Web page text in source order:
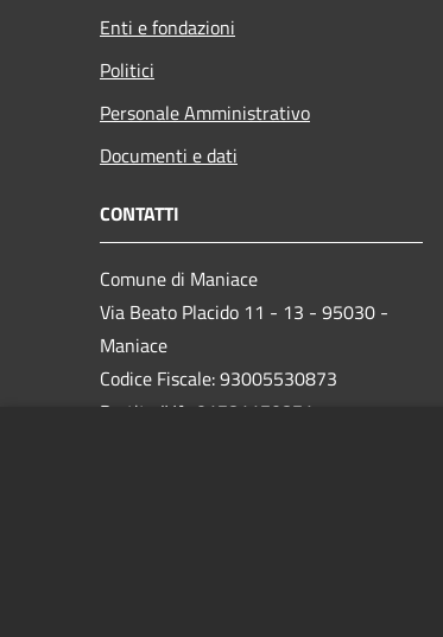
Enti e fondazioni
Politici
Personale Amministrativo
Documenti e dati
CONTATTI
Comune di Maniace
Via Beato Placido 11 - 13 - 95030 -
Maniace
Codice Fiscale: 93005530873
Partita IVA: 01781170871